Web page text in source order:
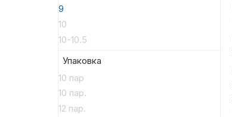
9
10
10-10.5
Упаковка
10 пар
10 пар.
12 пар.